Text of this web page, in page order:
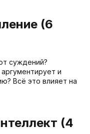
(6
суждений?
и
Всё это влияет на
(4